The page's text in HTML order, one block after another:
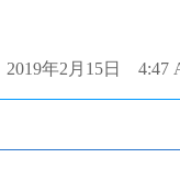
2019年2月15日 4:47